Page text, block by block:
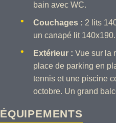
bain avec WC.
Couchages : 2 lits
un canapé lit 140x190.
Extérieur : Vue sur la
place de parking en
tennis et une piscine
octobre. Un grand
ÉQUIPEMENTS